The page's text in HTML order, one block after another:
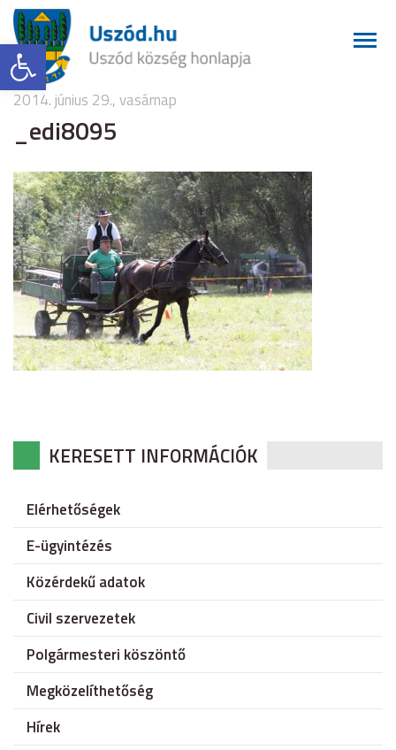
Eszköztár megnyitása
2014. június 29., vasárnap
_edi8095
KERESETT INFORMÁCIÓK
Elérhetőségek
E-ügyintézés
Közérdekű adatok
Civil szervezetek
Polgármesteri köszöntő
Megközelíthetőség
Hírek